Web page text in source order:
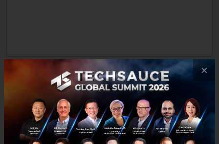
Harrison Butcher เปิดขายหุ้น Equity Crowd
Funding แบบ Online ครั้งแรกของไทย
นางสาวนวลละออง ศรีชุมพล CEO กลุ่มบริษัทเค้กเจ้าของร้านอาหาร
แบรนด์ดังและผู้ผลิตเนื้อโคยี่ห้อ Harrison Butcher เปิดเผยหลังการ
ประกาศระดมทุนร้าน Harrison Butcher ตามกฏหมายคลาวด์ฟันดิงแ...
×